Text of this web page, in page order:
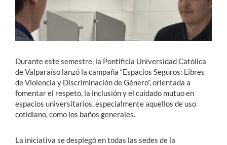
English
Durante este semestre, la Pontificia Universidad Católica
de Valparaíso lanzó la campaña “Espacios Seguros: Libres
de Violencia y Discriminación de Género”, orientada a
fomentar el respeto, la inclusión y el cuidado mutuo en
espacios universitarios, especialmente aquellos de uso
cotidiano, como los baños generales.
La iniciativa se desplegó en todas las sedes de la